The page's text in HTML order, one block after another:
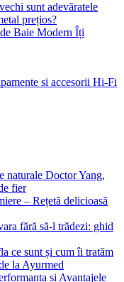
sunt adevăratele
prețios?
Baie Modern Îți
naturale Doctor Yang,
fier
– Rețetă delicioasă
fără să-l trădezi: ghid
ce sunt și cum îi tratăm
la Ayurmed
și Avantajele